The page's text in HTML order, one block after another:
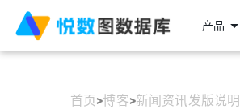
产品
首页>博客>新闻资讯发版说明